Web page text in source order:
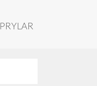
PRYLAR